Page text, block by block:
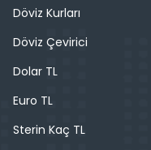
Döviz Kurları
Döviz Çevirici
Dolar TL
Euro TL
Sterin Kaç TL